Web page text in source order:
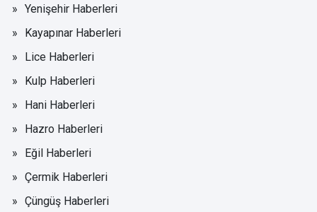
Yenişehir Haberleri
Kayapınar Haberleri
Lice Haberleri
Kulp Haberleri
Hani Haberleri
Hazro Haberleri
Eğil Haberleri
Çermik Haberleri
Çüngüş Haberleri